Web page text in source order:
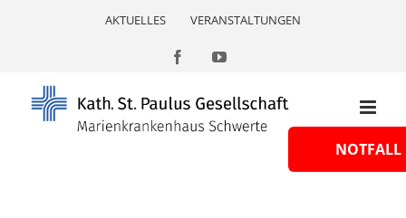
AKTUELLES VERANSTALTUNGEN
FacebookYouTube
NOTFALL